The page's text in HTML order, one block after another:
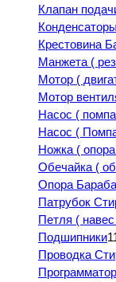
Клапан
Крестовина
Манжета (
Мотор (
Мотор
Насос (
Насос (
Ножка (
Обечайка (
Опора
Патрубок
Петля (
Подшипники
Проводка